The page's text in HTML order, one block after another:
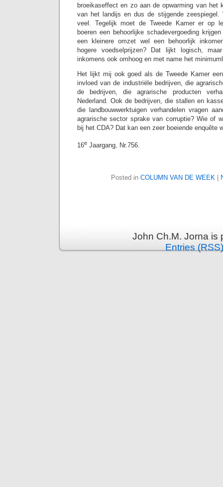
broeikaseffect en zo aan de opwarming van het
van het landijs en dus de stijgende zeespiegel.
veel. Tegelijk moet de Tweede Kamer er op
boeren een behoorlijke schadevergoeding
een kleinere omzet wel een behoorlijk
hogere voedselprijzen? Dat lijkt logisch,
inkomens ook omhoog en met name het
Het lijkt mij ook goed als de Tweede Kamer
invloed van de industriële bedrijven, die
de bedrijven, die agrarische producten
Nederland. Ook de bedrijven, die stallen en
die landbouwwerktuigen verhandelen vragen
agrarische sector sprake van corruptie? Wie of
bij het CDA? Dat kan een zeer boeiende enquête
16e Jaargang, Nr.756.
Posted in COLUMN VAN DE WEEK
John Ch.M. Jorna
Entries (RSS)